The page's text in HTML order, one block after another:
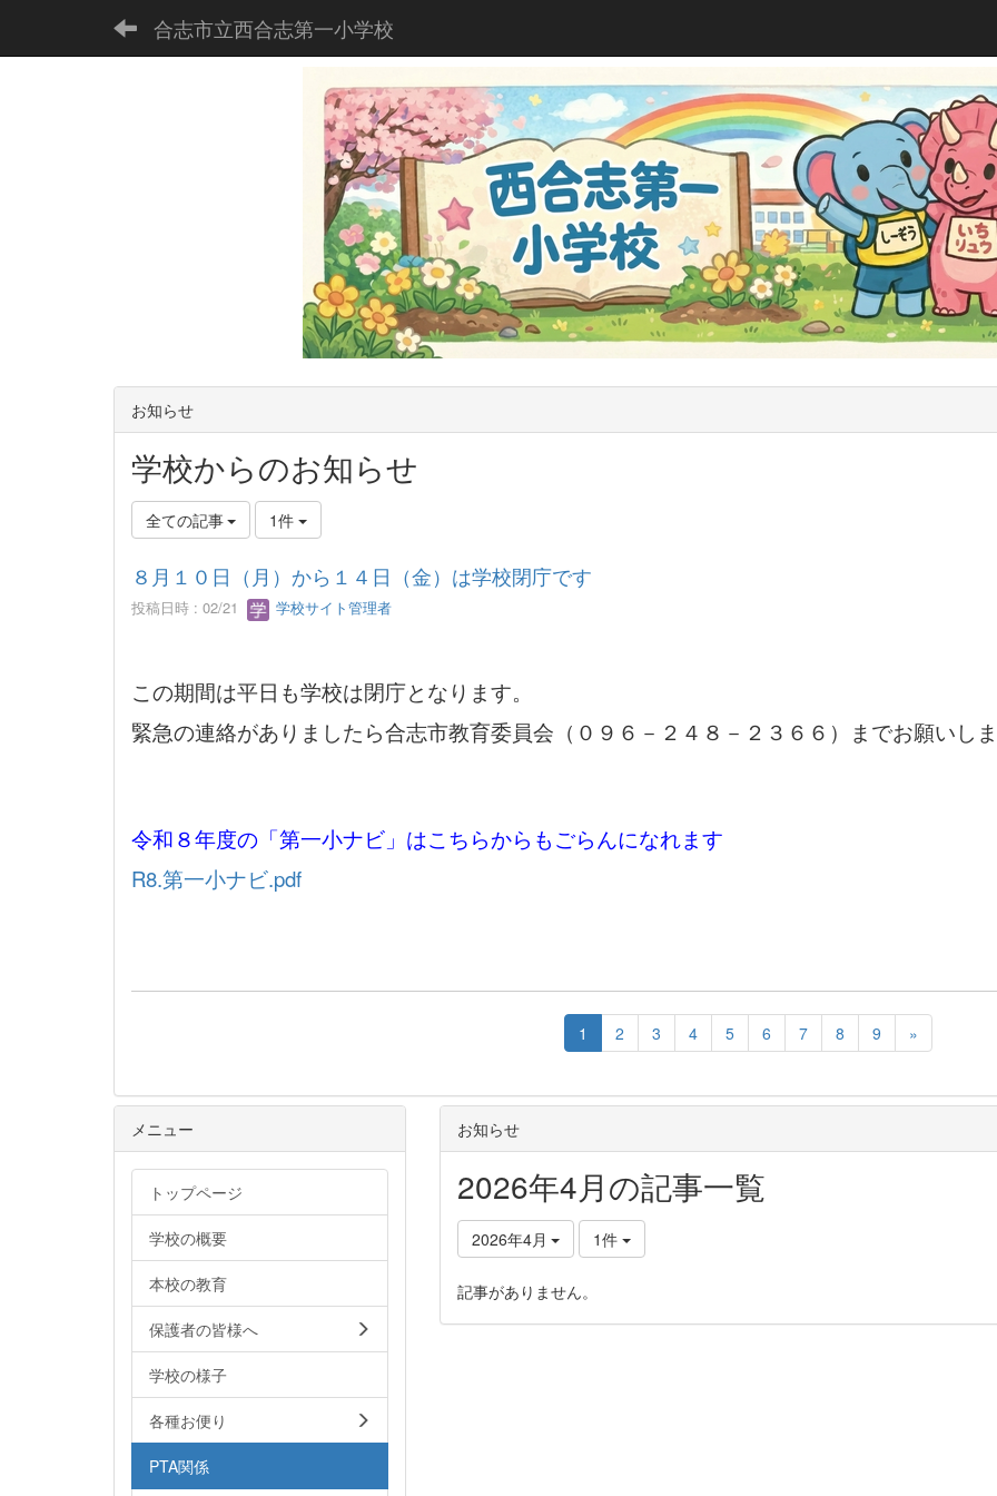
合志市立西合志第一小学校
お知らせ
学校からのお知らせ
全ての記事 1件
８月１０日（月）から１４日（金）は学校閉庁です
投稿日時 : 02/21 学校サイト管理者
この期間は平日も学校は閉庁となります。
緊急の連絡がありましたら合志市教育委員会（０９６－２４８－２３６６）までお願いし
令和８年度の「第一小ナビ」はこちらからもごらんになれます
R8.第一小ナビ.pdf
1 2 3 4 5 6 7 8 9 »
お知らせ
2026年4月の記事一覧
2026年4月 1件
記事がありません。
メニュー
トップページ
学校の概要
本校の教育
保護者の皆様へ
学校の様子
各種お便り
PTA関係